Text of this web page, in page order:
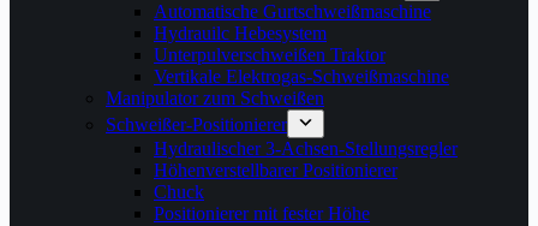
Automatische Gurtschweißmaschine
Hydrauilc Hebesystem
Unterpulverschweißen Traktor
Vertikale Elektrogas-Schweißmaschine
Manipulator zum Schweißen
Schweißer-Positionierer
Hydraulischer 3-Achsen-Stellungsregler
Höhenverstellbarer Positionierer
Chuck
Positionierer mit fester Höhe